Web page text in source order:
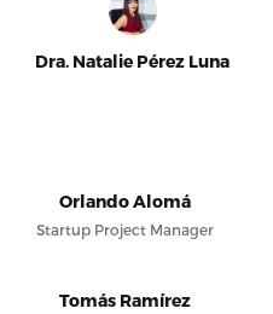
Dra. Natalie Pérez Luna
Orlando Alomá
Startup Project Manager
Tomás Ramírez